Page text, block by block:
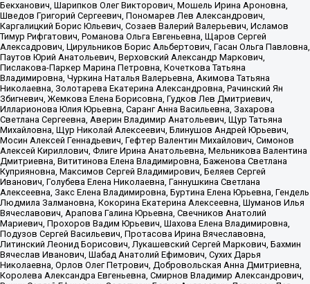
Бекханович, Шарипков Олег Викторович, Мошель Ирина Ароновна,
Шведов Григорий Сергеевич, Пономарев Лев Александрович,
Каргалицкий Борис Юльевич, Созаев Валерий Валерьевич, Исламов
Тимур Рифгатович, Романова Ольга Евгеньевна, Щаров Сергей
Алексадрович, Цирульников Борис Альбертович, Гасан Ольга Павловна,
Паутов Юрий Анатольевич, Верховский Александр Маркович,
Пислакова-Паркер Марина Петровна, Кочеткова Татьяна
Владимировна, Чуркина Наталья Валерьевна, Акимова Татьяна
Николаевна, Золотарева Екатерина Александровна, Рачинский Ян
Збигневич, Жемкова Елена Борисовна, Гудков Лев Дмитриевич,
Илларионова Юлия Юрьевна, Саранг Анна Васильевна, Захарова
Светлана Сергеевна, Аверин Владимир Анатольевич, Щур Татьяна
Михайловна, Щур Николай Алексеевич, Блинушов Андрей Юрьевич,
Мосин Алексей Геннадьевич, Гефтер Валентин Михайлович, Симонов
Алексей Кириллович, Флиге Ирина Анатольевна, Мельникова Валентина
Дмитриевна, Вититинова Елена Владимировна, Баженова Светлана
Куприяновна, Максимов Сергей Владимирович, Беляев Сергей
Иванович, Голубева Елена Николаевна, Ганнушкина Светлана
Алексеевна, Закс Елена Владимировна, Буртина Елена Юрьевна, Гендель
Людмила Залмановна, Кокорина Екатерина Алексеевна, Шуманов Илья
Вячеславович, Арапова Галина Юрьевна, Свечников Анатолий
Мариевич, Прохоров Вадим Юрьевич, Шахова Елена Владимировна,
Подузов Сергей Васильевич, Протасова Ирина Вячеславовна,
Литинский Леонид Борисович, Лукашевский Сергей Маркович, Бахмин
Вячеслав Иванович, Шабад Анатолий Ефимович, Сухих Дарья
Николаевна, Орлов Олег Петрович, Добровольская Анна Дмитриевна,
Королева Александра Евгеньевна, Смирнов Владимир Александрович,